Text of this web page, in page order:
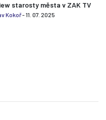
starosty města v ZAK TV
Kokoř- 11. 07. 2025